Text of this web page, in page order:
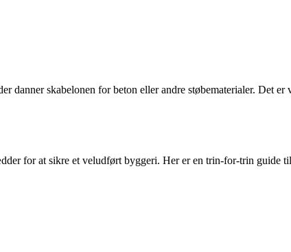
danner skabelonen for beton eller andre støbematerialer. Det
for at sikre et veludført byggeri. Her er en trin-for-trin guide